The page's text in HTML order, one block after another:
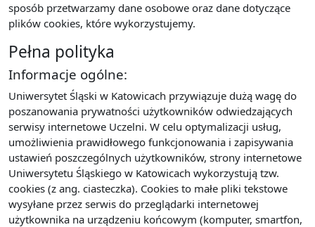
sposób przetwarzamy dane osobowe oraz dane dotyczące
plików cookies, które wykorzystujemy.
Pełna polityka
Informacje ogólne:
Uniwersytet Śląski w Katowicach przywiązuje dużą wagę do
poszanowania prywatności użytkowników odwiedzających
serwisy internetowe Uczelni. W celu optymalizacji usług,
umożliwienia prawidłowego funkcjonowania i zapisywania
ustawień poszczególnych użytkowników, strony internetowe
Uniwersytetu Śląskiego w Katowicach wykorzystują tzw.
cookies (z ang. ciasteczka). Cookies to małe pliki tekstowe
wysyłane przez serwis do przeglądarki internetowej
użytkownika na urządzeniu końcowym (komputer, smartfon,